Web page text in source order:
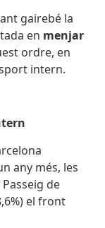
gairebé la
en menjar
ordre, en
intern.
any més, les
de
el front